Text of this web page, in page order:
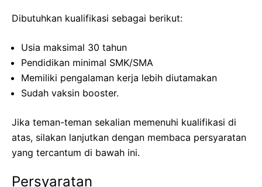
Dibutuhkan kualifikasi sebagai berikut:
Usia maksimal 30 tahun
Pendidikan minimal SMK/SMA
Memiliki pengalaman kerja lebih diutamakan
Sudah vaksin booster.
Jika teman-teman sekalian memenuhi kualifikasi di
atas, silakan lanjutkan dengan membaca persyaratan
yang tercantum di bawah ini.
Persyaratan